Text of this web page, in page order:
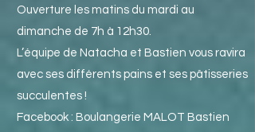
Ouverture les matins du mardi au
dimanche de 7h à 12h30.
L’équipe de Natacha et Bastien vous ravira
avec ses différents pains et ses pâtisseries
succulentes !
Facebook : Boulangerie MALOT Bastien